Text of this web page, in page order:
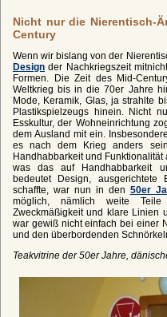
Nicht nur die Nierentisch-
Century
Wenn wir bislang von der
Design der Nachkriegszeit
Formen. Die Zeit des Mid-
Weltkrieg bis in die 70er Jahre
Mode, Keramik, Glas, ja strahlte
Plastikspielzeugs hinein. Nicht
Esskultur, der Wohneinrichtung
dem Ausland mit ein.
es nach dem Krieg anders
Handhabbarkeit und Funktionalität
was das auf Handhabbarkeit
bedeutet Design,
schaffte, war nun in den 50er
möglich, nämlich weite Teile
Zweckmäßigkeit und klare Linien
war gewiß nicht einfach bei einer
und den überbordenden
Teakvitrine der 50er Jahre,